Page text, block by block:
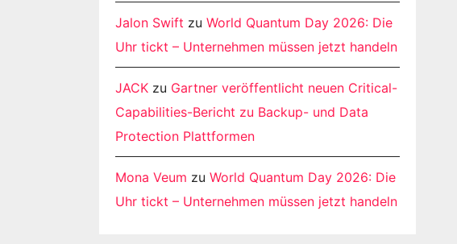
Jalon Swift zuWorld Quantum Day 2026: Die
Uhr tickt – Unternehmen müssen jetzt handeln
JACK zu Gartner veröffentlicht neuen Critical-
Capabilities-Bericht zu Backup- und Data
Protection Plattformen
Mona Veum zuWorld Quantum Day 2026: Die
Uhr tickt – Unternehmen müssen jetzt handeln